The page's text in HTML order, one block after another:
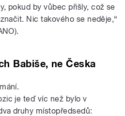
pokud by vůbec přišly, což se
Nic takového se neděje,“
Babiše, ne Česka
je teď víc než bylo v
druhy místopředsedů: